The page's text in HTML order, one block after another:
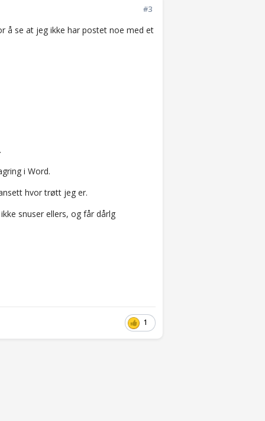
#3
å se at jeg ikke har postet noe med et
i Word.
hvor trøtt jeg er.
snuser ellers, og får dårlg
1